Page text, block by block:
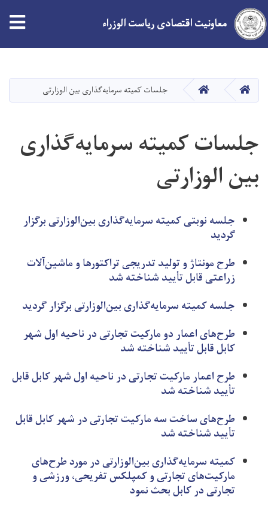
main
content
معاونیت اقتصادی ریاست الوزراء
صفحه اصلیصفحه اصلیجلسات کمیته سرمایه‌گذاری بین الوزارتی
جلسات کمیته سرمایه‌گذاری
بین الوزارتی
جلسه نوبتی کمیته سرمایه‌گذاری بین‌الوزارتی برگزار
گردید
طرح مونتاژ و تولید تدریجی تراکتورها و ماشین‌آلات
زراعتی قابل تأیید شناخته شد
جلسه کمیته سرمایه‌گذاری بین‌الوزارتی برگزار گردید
طرح‌های اعمار دو مارکیت تجارتی در ناحیه اول شهر
کابل قابل تأیید شناخته شد
طرح اعمار مارکیت تجارتی در ناحیه اول شهر کابل قابل
تأیید شناخته شد
طرح‌های ساخت سه مارکیت تجارتی در شهر کابل قابل
تأیید شناخته شد
کمیته سرمایه‌گذاری بین‌الوزارتی در مورد طرح‌های
مارکیت‌های تجارتی و کمپلکس تفریحی، ورزشی و
تجارتی در کابل بحث نمود